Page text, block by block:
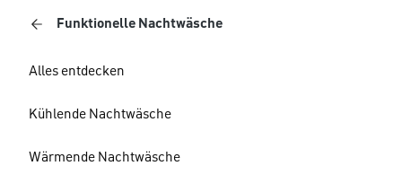
Funktionelle Nachtwäsche
Alles entdecken
Kühlende Nachtwäsche
Wärmende Nachtwäsche